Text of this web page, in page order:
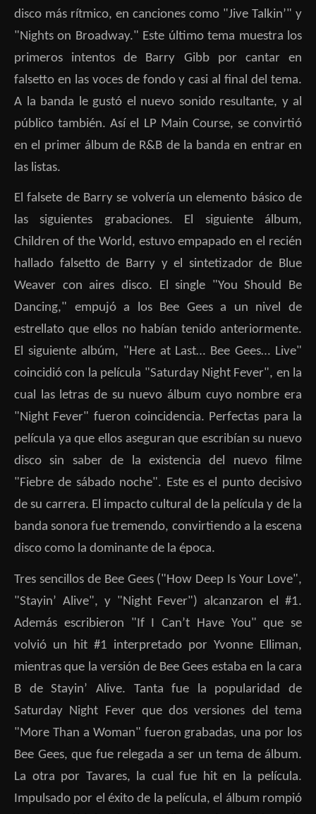
disco más rítmico, en canciones como "Jive Talkin’" y
"Nights on Broadway." Este último tema muestra los
primeros intentos de Barry Gibb por cantar en
falsetto en las voces de fondo y casi al final del tema.
A la banda le gustó el nuevo sonido resultante, y al
público también. Así el LP Main Course, se convirtió
en el primer álbum de R&B de la banda en entrar en
las listas.
El falsete de Barry se volvería un elemento básico de
las siguientes grabaciones. El siguiente álbum,
Children of the World, estuvo empapado en el recién
hallado falsetto de Barry y el sintetizador de Blue
Weaver con aires disco. El single "You Should Be
Dancing," empujó a los Bee Gees a un nivel de
estrellato que ellos no habían tenido anteriormente.
El siguiente albúm, "Here at Last… Bee Gees… Live"
coincidió con la película "Saturday Night Fever", en la
cual las letras de su nuevo álbum cuyo nombre era
"Night Fever" fueron coincidencia. Perfectas para la
película ya que ellos aseguran que escribían su nuevo
disco sin saber de la existencia del nuevo filme
"Fiebre de sábado noche". Este es el punto decisivo
de su carrera. El impacto cultural de la película y de la
banda sonora fue tremendo, convirtiendo a la escena
disco como la dominante de la época.
Tres sencillos de Bee Gees ("How Deep Is Your Love",
"Stayin’ Alive", y "Night Fever") alcanzaron el #1.
Además escribieron "If I Can’t Have You" que se
volvió un hit #1 interpretado por Yvonne Elliman,
mientras que la versión de Bee Gees estaba en la cara
B de Stayin’ Alive. Tanta fue la popularidad de
Saturday Night Fever que dos versiones del tema
"More Than a Woman" fueron grabadas, una por los
Bee Gees, que fue relegada a ser un tema de álbum.
La otra por Tavares, la cual fue hit en la película.
Impulsado por el éxito de la película, el álbum rompió